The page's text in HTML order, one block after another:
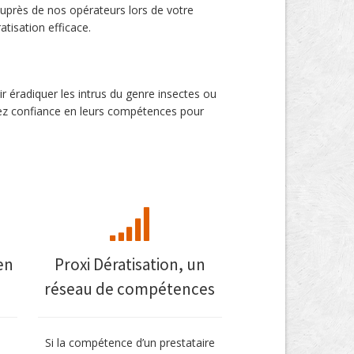
de nos opérateurs lors de votre
efficace.
les intrus du genre insectes ou
confiance en leurs compétences pour
Proxi Dératisation, un
réseau de compétences
Si la compétence d’un prestataire